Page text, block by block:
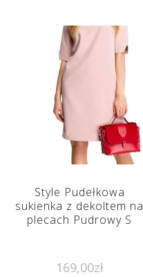
Style Pudełkowa
sukienka z dekoltem na
plecach Pudrowy S
169,00zł